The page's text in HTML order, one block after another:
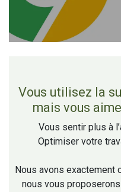
Vous utilisez la
mais vous
Vous sentir plus à
Optimiser votre
Nous avons exactement
nous vous